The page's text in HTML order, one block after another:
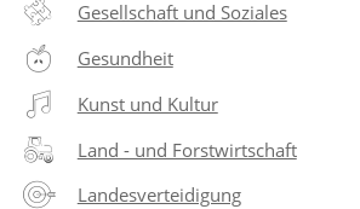
Gesellschaft und Soziales
Gesundheit
Kunst und Kultur
Land - und Forstwirtschaft
Landesverteidigung